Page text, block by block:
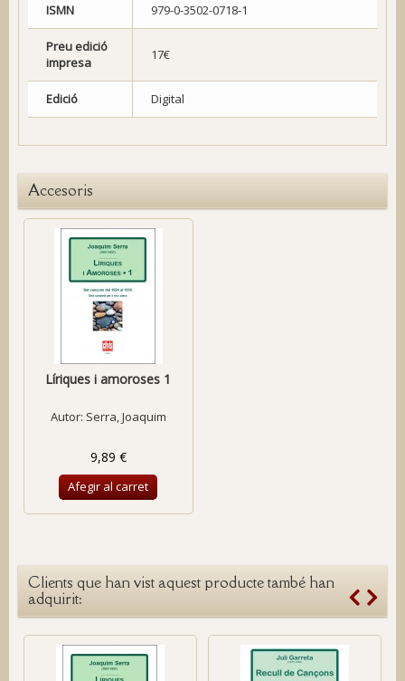
ISMN 979-0-3502-0718-1
Preu edició
impresa
17€
Edició Digital
Accesoris
Líriques i amoroses 1
Autor: Serra, Joaquim
9,89 €
Afegir al carret
Clients que han vist aquest producte també han
adquirit: